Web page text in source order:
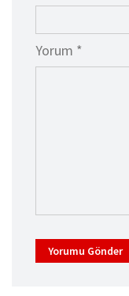
Yorum *
Yorumu Gönder